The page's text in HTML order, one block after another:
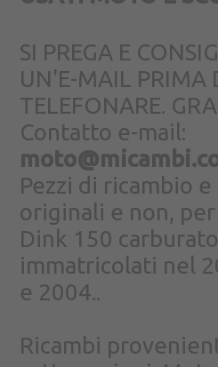
SI PREGA E
UN'E-MAIL PRIMA
TELEFONARE.
Contatto e-mail:
Pezzi di ricambio
originali e non, per
Dink 150
immatricolati nel
e 2004..
Ricambi